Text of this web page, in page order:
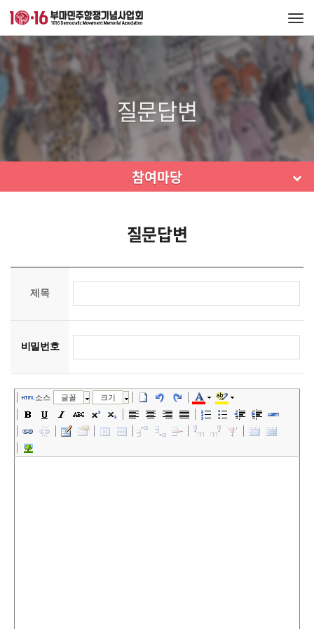
질문답변
참여마당
질문답변
제목
비밀번호
소스 글꼴 크기